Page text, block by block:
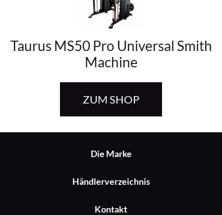
Taurus MS50 Pro Universal Smith
Machine
ZUM SHOP
Die Marke
Händlerverzeichnis
Kontakt